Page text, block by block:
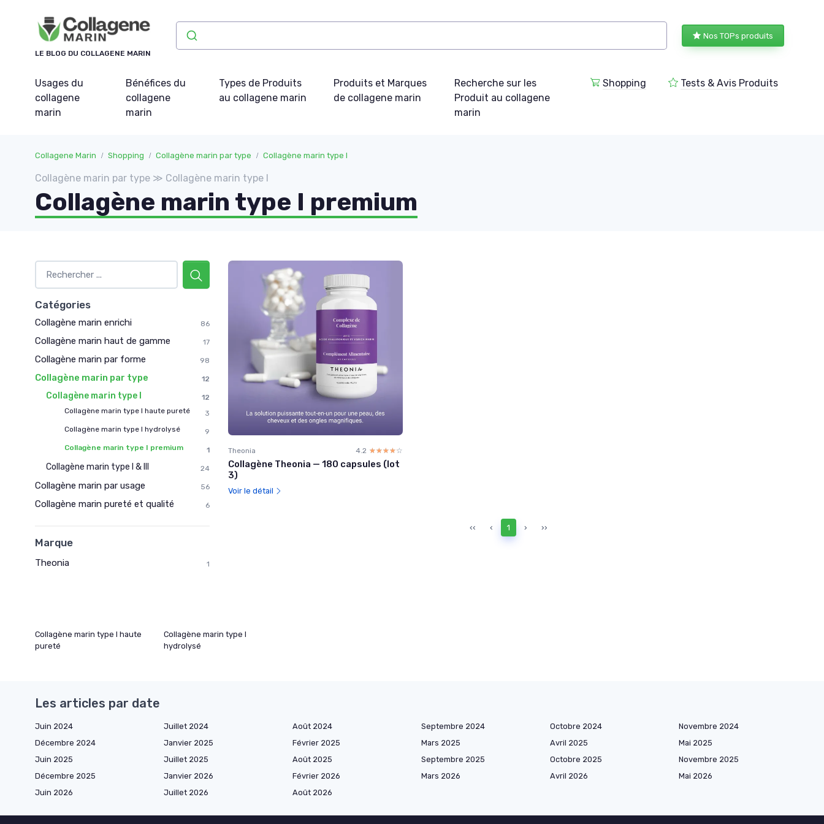
LE BLOG DU COLLAGENE MARIN
Nos TOPs produits
Usages du
collagene
marin
Bénéfices du
collagene
marin
Types de Produits
au collagene marin
Produits et Marques
de collagene marin
Recherche sur les
Produit au collagene
marin
Shopping Tests & Avis Produits
Collagene Marin Shopping Collagène marin par type Collagène marin type I
Collagène marin par type ≫ Collagène marin type I
Collagène marin type I premium
Catégories
Collagène marin enrichi 86
Collagène marin haut de gamme 17
Collagène marin par forme 98
Collagène marin par type 12
Collagène marin type I
12
Collagène marin type I haute pureté
3
Collagène marin type I hydrolysé
9
Collagène marin type I premium
1
Collagène marin type I & III 24
Collagène marin par usage 56
Collagène marin pureté et qualité 6
Marque
Theonia 1
Theonia 4.2 ☆☆☆☆☆
★★★★★
Collagène Theonia — 180 capsules (lot
3)
Voir le détail
‹‹ ‹ 1 › ››
Collagène marin type I haute
pureté
Collagène marin type I
hydrolysé
Les articles par date
Juin 2024 Juillet 2024 Août 2024 Septembre 2024 Octobre 2024
Novembre 2024
Décembre 2024
Janvier 2025 Février 2025 Mars 2025 Avril 2025
Mai 2025
Juin 2025
Juillet 2025 Août 2025 Septembre 2025 Octobre 2025
Novembre 2025
Décembre 2025
Janvier 2026 Février 2026 Mars 2026 Avril 2026
Mai 2026
Juin 2026
Juillet 2026 Août 2026